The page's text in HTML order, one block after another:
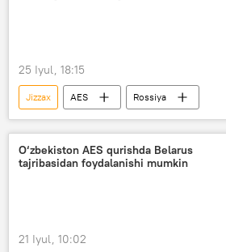
25 Iyul, 18:15
Jizzax AES
Rossiya
O‘zbekiston
O‘zbekistonda atom elektrostansiyasi qurilishi
Atom energetikasi
Rosatom
O‘zbekiston AES qurishda Belarus
tajribasidan foydalanishi mumkin
21 Iyul, 10:02